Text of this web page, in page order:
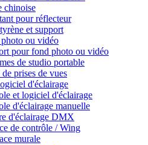
chinoise
pour réflecteur
et support
ou vidéo
pour fond photo ou vidéo
de studio portable
prises de vues
d'éclairage
et logiciel d'éclairage
d'éclairage manuelle
d'éclairage DMX
de contrôle / Wing
murale